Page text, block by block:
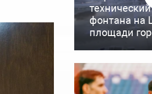
фонтана на
площади